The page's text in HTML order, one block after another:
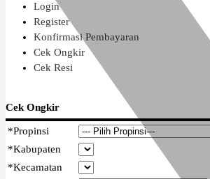
Login
Register
Konfirmasi Pembayaran
Cek Ongkir
Cek Resi
Cek Ongkir
*Propinsi
*Kabupaten
*Kecamatan